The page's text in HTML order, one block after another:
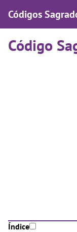
Códigos
Código
Índice